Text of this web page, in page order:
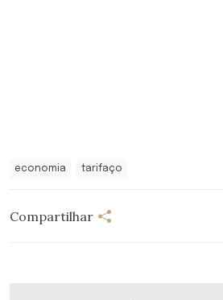
economia tarifaço
Compartilhar